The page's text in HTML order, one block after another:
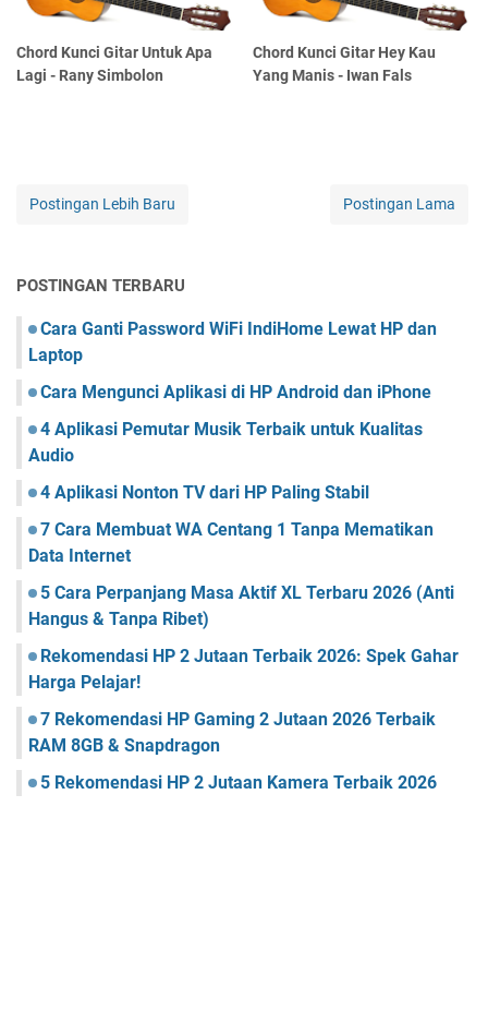
Chord Kunci Gitar Untuk Apa
Lagi - Rany Simbolon
Chord Kunci Gitar Hey Kau
Yang Manis - Iwan Fals
Postingan Lebih Baru Postingan Lama
POSTINGAN TERBARU
Cara Ganti Password WiFi IndiHome Lewat HP dan
Laptop
Cara Mengunci Aplikasi di HP Android dan iPhone
4 Aplikasi Pemutar Musik Terbaik untuk Kualitas
Audio
4 Aplikasi Nonton TV dari HP Paling Stabil
7 Cara Membuat WA Centang 1 Tanpa Mematikan
Data Internet
5 Cara Perpanjang Masa Aktif XL Terbaru 2026 (Anti
Hangus & Tanpa Ribet)
Rekomendasi HP 2 Jutaan Terbaik 2026: Spek Gahar
Harga Pelajar!
7 Rekomendasi HP Gaming 2 Jutaan 2026 Terbaik
RAM 8GB & Snapdragon
5 Rekomendasi HP 2 Jutaan Kamera Terbaik 2026